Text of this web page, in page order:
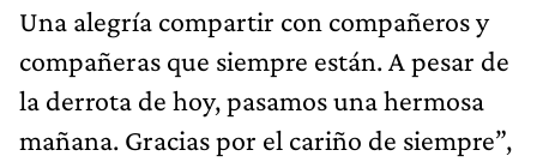
Una alegría compartir con compañeros y
compañeras que siempre están. A pesar de
la derrota de hoy, pasamos una hermosa
mañana. Gracias por el cariño de siempre”,